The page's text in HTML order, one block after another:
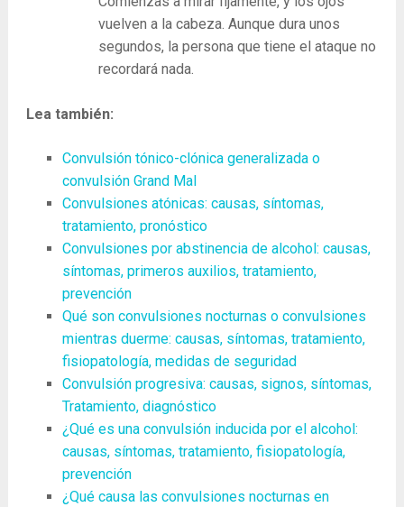
vuelven a la cabeza. Aunque dura unos
segundos, la persona que tiene el ataque no
recordará nada.
Lea también:
Convulsión tónico-clónica generalizada o
convulsión Grand Mal
Convulsiones atónicas: causas, síntomas,
tratamiento, pronóstico
Convulsiones por abstinencia de alcohol: causas,
síntomas, primeros auxilios, tratamiento,
prevención
Qué son convulsiones nocturnas o convulsiones
mientras duerme: causas, síntomas, tratamiento,
fisiopatología, medidas de seguridad
Convulsión progresiva: causas, signos, síntomas,
Tratamiento, diagnóstico
¿Qué es una convulsión inducida por el alcohol:
causas, síntomas, tratamiento, fisiopatología,
prevención
¿Qué causa las convulsiones nocturnas en